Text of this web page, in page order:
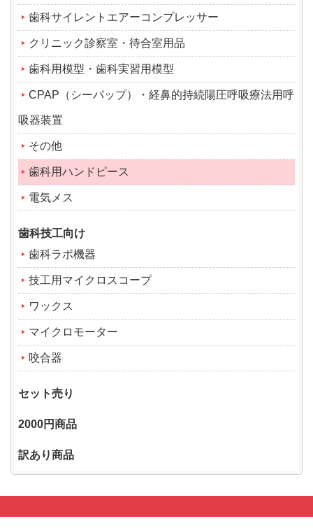
歯科サイレントエアーコンプレッサー
クリニック診察室・待合室用品
歯科用模型・歯科実習用模型
CPAP（シーパップ）・経鼻的持続陽圧呼吸療法用呼
吸器装置
その他
歯科用ハンドピース
電気メス
歯科技工向け
歯科ラボ機器
技工用マイクロスコープ
ワックス
マイクロモーター
咬合器
セット売り
2000円商品
訳あり商品